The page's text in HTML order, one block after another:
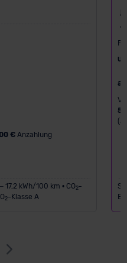
€Anzahlung
kWh/100 km • CO 2-
2-Klasse A
54